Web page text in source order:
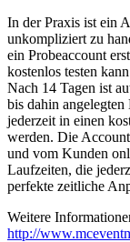
In der Praxis ist ein
unkompliziert zu
ein Probeaccount
kostenlos testen
Nach 14 Tagen ist
bis dahin
jederzeit in einen
werden. Die
und vom Kunden
Laufzeiten, die
perfekte zeitliche
Weitere
http://